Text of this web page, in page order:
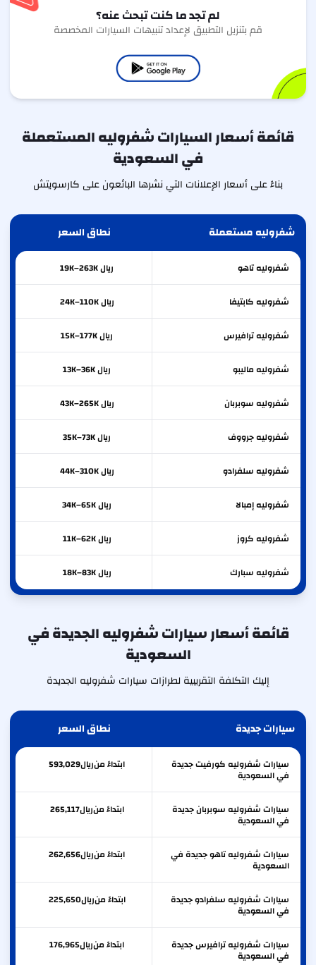
لم تجد ما كنت تبحث عنه؟
قم بتنزيل التطبيق لإعداد تنبيهات السيارات المخصصة
قائمة أسعار السيارات شفروليه المستعملة
في السعودية
بناءً على أسعار الإعلانات التي نشرها البائعون على كارسويتش
شفروليه مستعملة نطاق السعر
شفروليهتاهو ريال 19K–263K
شفروليه كابتيفا ريال 24K–110K
شفروليهترافيرس ريال 15K–177K
شفروليهماليبو ريال 13K–36K
شفروليه سوبربان ريال 43K–265K
شفروليهجرووف ريال 35K–73K
شفروليه سلفرادو ريال 44K–310K
شفروليهإمبالا ريال 34K–65K
شفروليه كروز ريال 11K–62K
شفروليه سبارك ريال 18K–83K
قائمة أسعار سيارات شفروليه الجديدة في
السعودية
إليك التكلفة التقريبية لطرازات سيارات شفروليه الجديدة
سيارات جديدة نطاق السعر
سيارات شفروليه كورفيت جديدة
في السعودية
ابتداءً منريال593,029
سيارات شفروليه سوبربان جديدة
في السعودية
ابتداءً منريال265,117
سيارات شفروليه تاهو جديدة في
السعودية
ابتداءً منريال262,656
سيارات شفروليه سلفرادو جديدة
في السعودية
ابتداءً منريال225,650
سيارات شفروليه ترافيرس جديدة
في السعودية
ابتداءً منريال176,965